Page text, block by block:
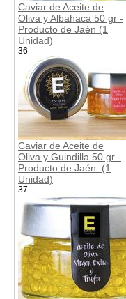
Caviar de Aceite de
Oliva y Albahaca 50 gr -
Producto de Jaén (1
Unidad)
36
Caviar de Aceite de
Oliva y Guindilla 50 gr -
Producto de Jaén. (1
Unidad)
37